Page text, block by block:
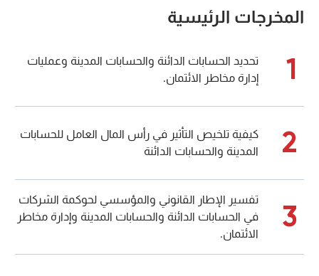
المخرجات الرئيسية
1
تحديد الحسابات الدائنة والحسابات المدينة وعمليات
إدارة مخاطر الائتمان.
2
كيفية تلخيص التأثير في رأس المال العامل للحسابات
المدينة والحسابات الدائنة
3
تفسير الإطار القانوني والمؤسسي لحوكمة الشركات
في الحسابات الدائنة والحسابات المدينة وإدارة مخاطر
الائتمان.